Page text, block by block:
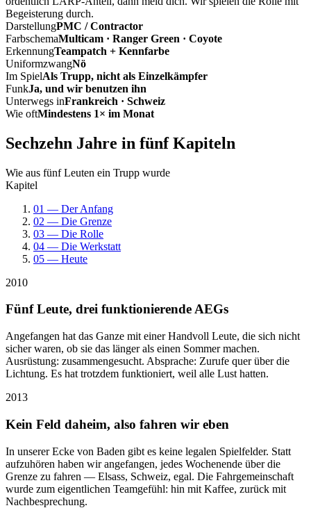
Begeisterung durch.
DarstellungPMC / Contractor
FarbschemaMulticam · Ranger Green · Coyote
ErkennungTeampatch + Kennfarbe
UniformzwangNö
Im SpielAls Trupp, nicht als Einzelkämpfer
FunkJa, und wir benutzen ihn
Unterwegs inFrankreich · Schweiz
Wie oftMindestens 1× im Monat
Sechzehn Jahre in fünf Kapiteln
Wie aus fünf Leuten ein Trupp wurde
Kapitel
01 — Der Anfang
02 — Die Grenze
03 — Die Rolle
04 — Die Werkstatt
05 — Heute
2010
Fünf Leute, drei funktionierende AEGs
Angefangen hat das Ganze mit einer Handvoll Leute, die sich nicht
sicher waren, ob sie das länger als einen Sommer machen.
Ausrüstung: zusammengesucht. Absprache: Zurufe quer über die
Lichtung. Es hat trotzdem funktioniert, weil alle Lust hatten.
2013
Kein Feld daheim, also fahren wir eben
In unserer Ecke von Baden gibt es keine legalen Spielfelder. Statt
aufzuhören haben wir angefangen, jedes Wochenende über die
Grenze zu fahren — Elsass, Schweiz, egal. Die Fahrgemeinschaft
wurde zum eigentlichen Teamgefühl: hin mit Kaffee, zurück mit
Nachbesprechung.